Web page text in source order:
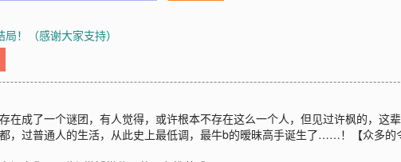
！（感谢大家支持）
在成了一个谜团，有人觉得，或许根本不存在这么一个人，但见过许枫的，这
，过普通人的生活，从此史上最低调，最牛b的暧昧高手诞生了……！【众多